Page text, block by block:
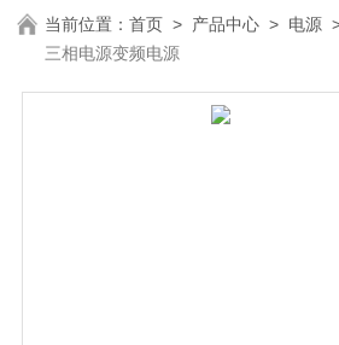
当前位置：首页 > 产品中心 > 电源
三相电源变频电源